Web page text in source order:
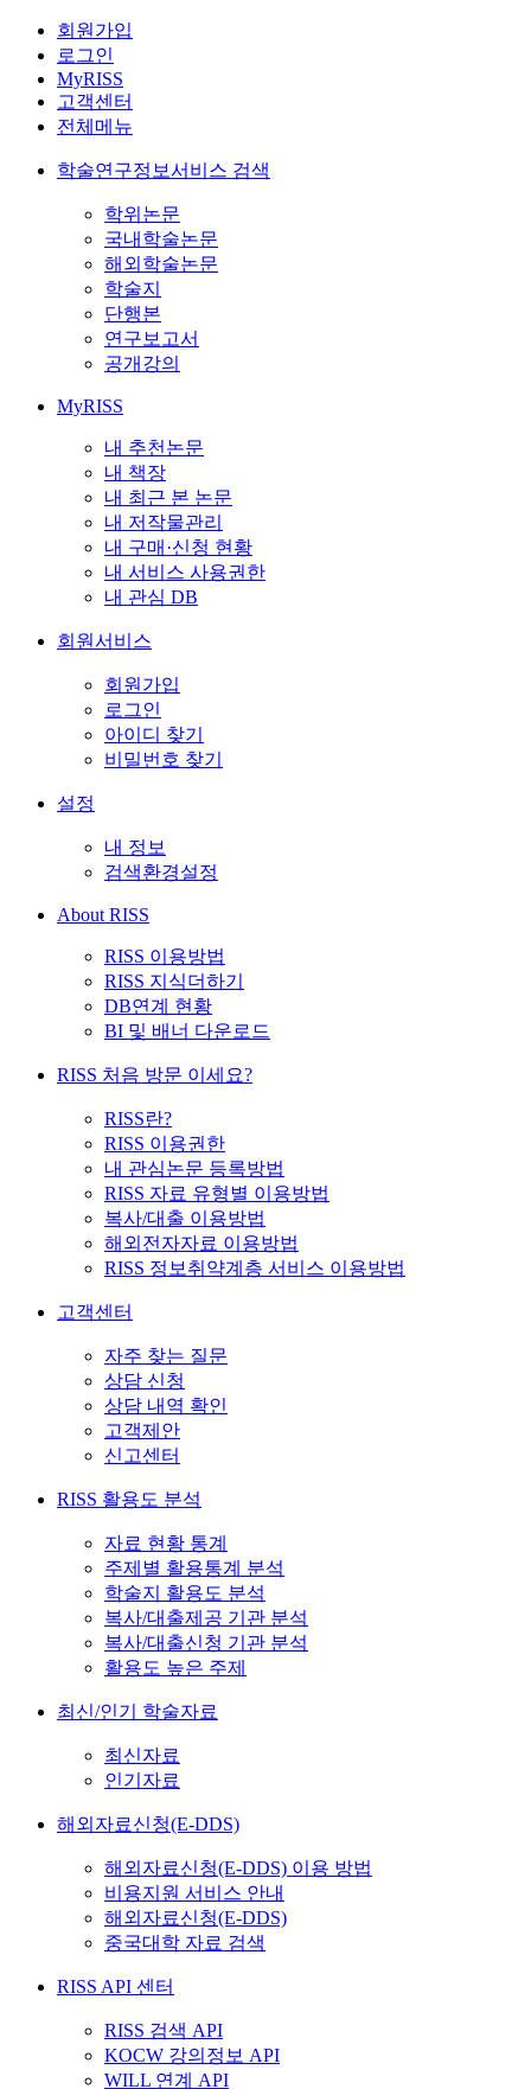
회원가입
로그인
MyRISS
고객센터
전체메뉴
학술연구정보서비스 검색
학위논문
국내학술논문
해외학술논문
학술지
단행본
연구보고서
공개강의
MyRISS
내 추천논문
내 책장
내 최근 본 논문
내 저작물관리
내 구매·신청 현황
내 서비스 사용권한
내 관심 DB
회원서비스
회원가입
로그인
아이디 찾기
비밀번호 찾기
설정
내 정보
검색환경설정
About RISS
RISS 이용방법
RISS 지식더하기
DB연계 현황
BI 및 배너 다운로드
RISS 처음 방문 이세요?
RISS란?
RISS 이용권한
내 관심논문 등록방법
RISS 자료 유형별 이용방법
복사/대출 이용방법
해외전자자료 이용방법
RISS 정보취약계층 서비스 이용방법
고객센터
자주 찾는 질문
상담 신청
상담 내역 확인
고객제안
신고센터
RISS 활용도 분석
자료 현황 통계
주제별 활용통계 분석
학술지 활용도 분석
복사/대출제공 기관 분석
복사/대출신청 기관 분석
활용도 높은 주제
최신/인기 학술자료
최신자료
인기자료
해외자료신청(E-DDS)
해외자료신청(E-DDS) 이용 방법
비용지원 서비스 안내
해외자료신청(E-DDS)
중국대학 자료 검색
RISS API 센터
RISS 검색 API
KOCW 강의정보 API
WILL 연계 API